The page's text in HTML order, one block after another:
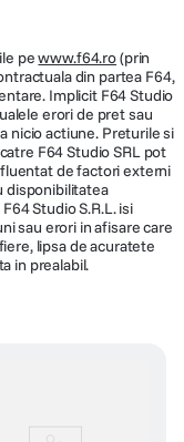
pewww.f64.ro(prin
din partea F64,
Implicit F64 Studio
erori de pret sau
nicio actiune. Preturile si
F64 Studio SRL pot
de factori externi
disponibilitatea
Studio S.R.L. isi
sau erori in afisare care
lipsa de acuratete
in prealabil.